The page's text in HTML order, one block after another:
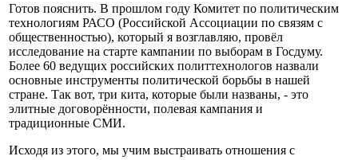
Готов пояснить. В прошлом году Комитет по политическим
технологиям РАСО (Российской Ассоциации по связям с
общественностью), который я возглавляю, провёл
исследование на старте кампании по выборам в Госдуму.
Более 60 ведущих российских политтехнологов назвали
основные инструменты политической борьбы в нашей
стране. Так вот, три кита, которые были названы, - это
элитные договорённости, полевая кампания и
традиционные СМИ.
Исходя из этого, мы учим выстраивать отношения с